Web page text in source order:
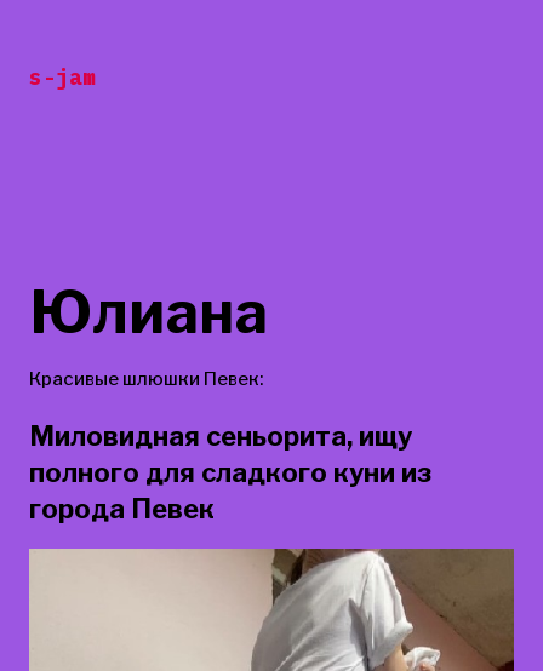
содержанию
s-jam
Юлиана
Красивые шлюшки Певек:
Миловидная сеньорита, ищу
полного для сладкого куни из
города Певек